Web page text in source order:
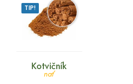
TIP!
Kotvičník
nať